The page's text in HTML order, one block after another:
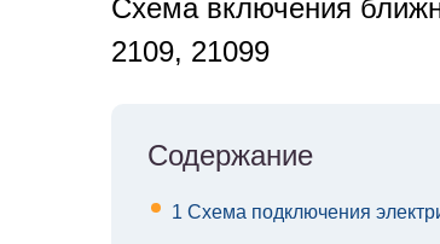
Cхема включения
2109, 21099
Содержание
1 Схема подключения